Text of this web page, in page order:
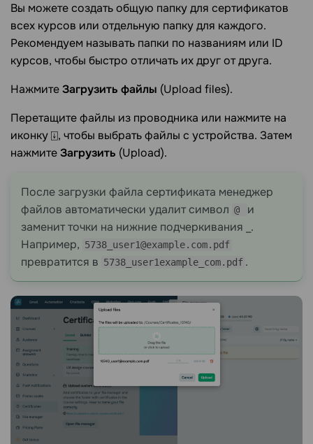
Вы можете создать общую папку для сертификатов
всех курсов или отдельную папку для каждого.
Рекомендуем называть папки по названиям или ID
курсов, чтобы быстро отличать их друг от друга.
НажмитеЗагрузить файлы (Upload files).
Перетащите файлы из проводника или нажмите на
иконку ⍗, чтобы выбрать файлы с устройства. Затем
нажмитеЗагрузить (Upload).
После загрузки файла сертификата менеджер
файлов автоматически удалит символ @
и
заменит точки на нижние подчеркивания _.
Например, 5738_user1@example.com.pdf
превратится в 5738_user1example_com.pdf .